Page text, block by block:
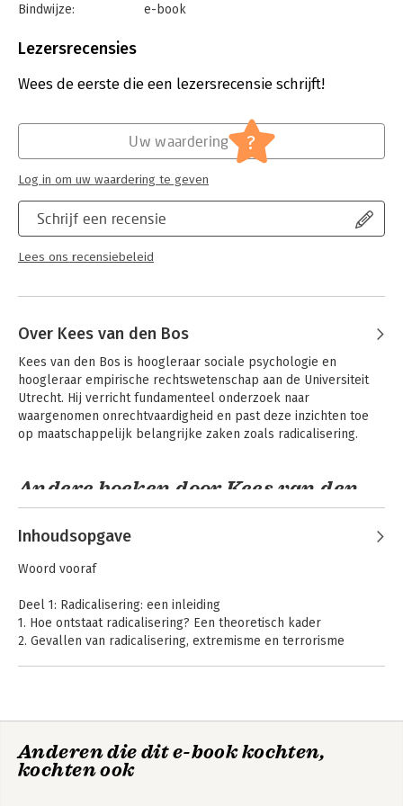
gefundeerd inzicht in oorzaken en achtergronden van
bewijst hij een waardevolle dienst aan onze samenleving.” -
Bindwijze:
e-book
Bestandsformaat:
Uitgever:
Prometheus
Hoofdrubriek:
Mens en maatschappij
Jongbloed:
Lezersrecensies
Wees de eerste die een lezersrecensie schrijft!
Schrijf een recensie
Lees ons recensiebeleid
Uw waardering ?
Log in om uw waardering te geven
Over Kees van den Bos
Kees van den Bos is hoogleraar sociale psychologie en
hoogleraar empirische rechtswetenschap aan de Universiteit
Utrecht. Hij verricht fundamenteel onderzoek naar
waargenomen onrechtvaardigheid en past deze inzichten toe
op maatschappelijk belangrijke zaken zoals radicalisering.
Andere boeken door Kees van den
Bos
Radicalize
empirische
rechtswetenschap
Inhoudsopgave
Woord vooraf
Deel 1: Radicalisering: een inleiding
1. Hoe ontstaat radicalisering? Een theoretisch kader
2. Gevallen van radicalisering, extremisme en terrorisme
6. Eigenbelang en onvoldoende correcties
Anderen die dit e-book kochten,
kochten ook